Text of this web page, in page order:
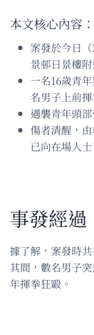
本文核心內容：
案發於今日
景邨日景樓
一名16歲青
名男子上前揮
遇襲青年頭
傷者清醒，
已向在場人
事發經過
據了解，案發時
其間，數名男子
年揮拳狂毆。